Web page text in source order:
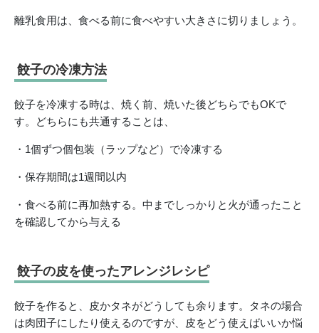
離乳食用は、食べる前に食べやすい大きさに切りましょう。
餃子の冷凍方法
餃子を冷凍する時は、焼く前、焼いた後どちらでもOKで
す。どちらにも共通することは、
・1個ずつ個包装（ラップなど）で冷凍する
・保存期間は1週間以内
・食べる前に再加熱する。中までしっかりと火が通ったこと
を確認してから与える
餃子の皮を使ったアレンジレシピ
餃子を作ると、皮かタネがどうしても余ります。タネの場合
は肉団子にしたり使えるのですが、皮をどう使えばいいか悩